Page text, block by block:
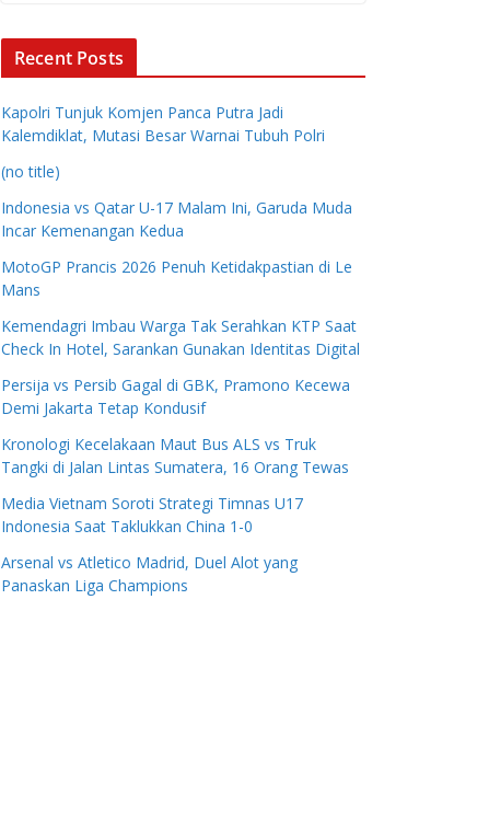
Recent Posts
Kapolri Tunjuk Komjen Panca Putra Jadi
Kalemdiklat, Mutasi Besar Warnai Tubuh Polri
(no title)
Indonesia vs Qatar U-17 Malam Ini, Garuda Muda
Incar Kemenangan Kedua
MotoGP Prancis 2026 Penuh Ketidakpastian di Le
Mans
Kemendagri Imbau Warga Tak Serahkan KTP Saat
Check In Hotel, Sarankan Gunakan Identitas Digital
Persija vs Persib Gagal di GBK, Pramono Kecewa
Demi Jakarta Tetap Kondusif
Kronologi Kecelakaan Maut Bus ALS vs Truk
Tangki di Jalan Lintas Sumatera, 16 Orang Tewas
Media Vietnam Soroti Strategi Timnas U17
Indonesia Saat Taklukkan China 1-0
Arsenal vs Atletico Madrid, Duel Alot yang
Panaskan Liga Champions